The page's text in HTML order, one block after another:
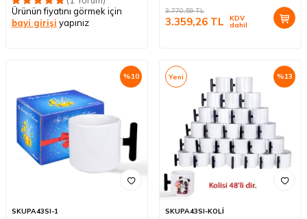
Ürünün fiyatını görmek için
bayi girişi yapınız
3.770,59TL
3.359,26 TL KDV
dahil
%10
SKUPA43SI-1
%13
Yeni
SKUPA43SI-KOLİ